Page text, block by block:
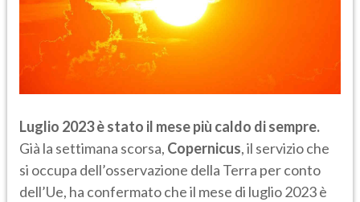
Luglio 2023 è stato il mese più caldo di sempre.
Già la settimana scorsa, Copernicus, il servizio che
si occupa dell’osservazione della Terra per conto
dell’Ue, ha confermato che il mese di luglio 2023 è